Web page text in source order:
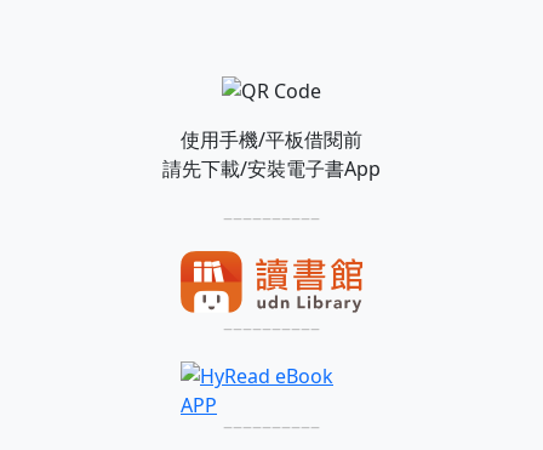
使用手機/平板借閱前
請先下載/安裝電子書App
––––––––––
––––––––––
––––––––––